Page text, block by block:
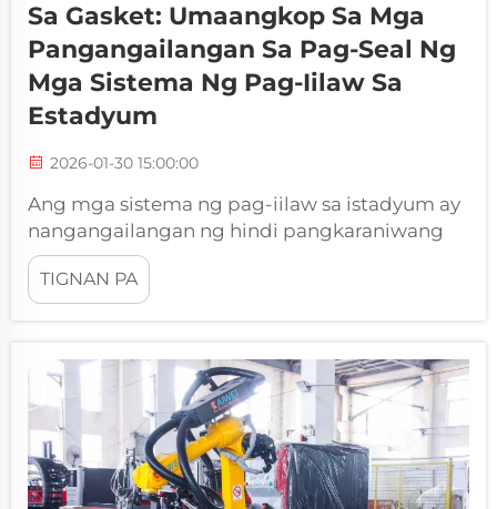
Sa Gasket: Umaangkop Sa Mga
Pangangailangan Sa Pag-Seal Ng
Mga Sistema Ng Pag-Iilaw Sa
Estadyum
2026-01-30 15:00:00
Ang mga sistema ng pag-iilaw sa istadyum ay
nangangailangan ng hindi pangkaraniwang
mga solusyon sa pagtatali upang tumagal
laban sa matitinding kondisyon ng kapaligiran
habang pinapanatili ang pinakamahusay na
machine ang siyang pinakaunahing bahagi ng
modernong proseso ng pagmamanupaktura,
na nagbibigay-daan para sa...
TIGNAN PA